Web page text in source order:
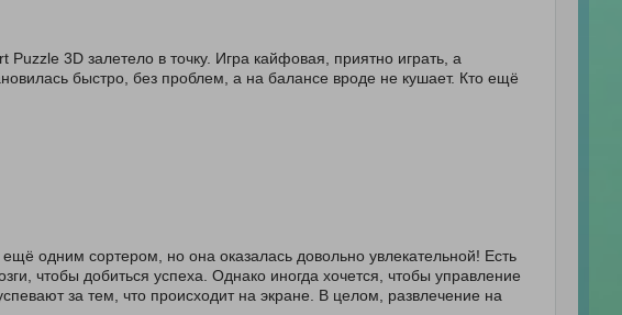
Puzzle 3D залетело в точку. Игра кайфовая, приятно играть, а
быстро, без проблем, а на балансе вроде не кушает. Кто ещё
одним сортером, но она оказалась довольно увлекательной! Есть
чтобы добиться успеха. Однако иногда хочется, чтобы управление
за тем, что происходит на экране. В целом, развлечение на